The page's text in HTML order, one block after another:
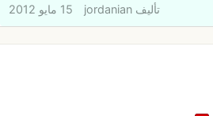
تأليفjordanian 15 مايو 2012